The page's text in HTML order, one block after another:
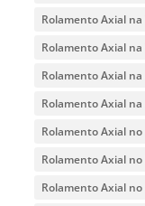
Rolamento Axial
Rolamento Axial na
Rolamento Axial
Rolamento Axial na
Rolamento Axial
Rolamento Axial
Rolamento Axial